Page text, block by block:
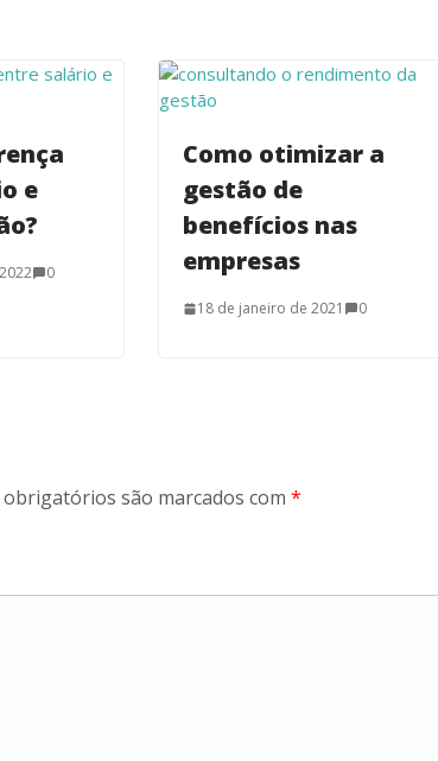
e
0
Como otimizar a
gestão de
benefícios nas
empresas
18 de janeiro de 2021 0
obrigatórios são marcados com *